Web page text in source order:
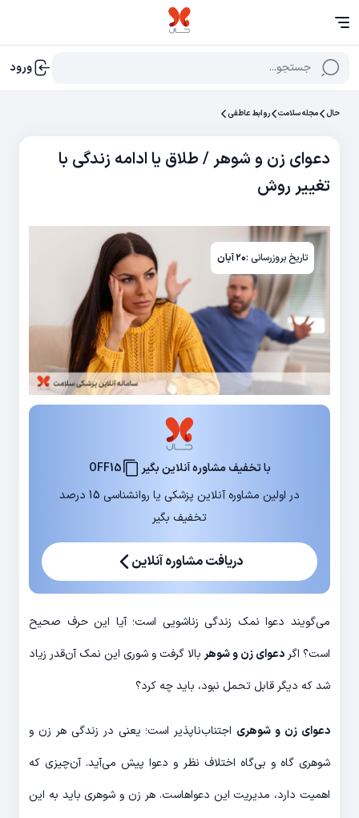
جستجو... ورود
حال مجله سلامت روابط عاطفی
دعوای زن و شوهر / طلاق یا ادامه زندگی با
تغییر روش
تاریخ بروزرسانی :۲۰ آبان
با تخفیف مشاوره آنلاین بگیر
OFF15
در اولین مشاوره آنلاین پزشکی یا روانشناسی 15 درصد
تخفیف بگیر
دریافت مشاوره آنلاین
می‌گویند دعوا نمک زندگی زناشویی است؛ آیا این حرف صحیح
است؟ اگردعوای زن و شوهربالا گرفت و شوری این نمک آن‌قدر زیاد
شد که دیگر قابل تحمل نبود، باید چه کرد؟
دعوای زن و شوهری اجتناب‌ناپذیر است؛ یعنی در زندگی هر زن و
شوهری گاه و بی‌گاه اختلاف نظر و دعوا پیش می‌آید. آن‌چیزی که
اهمیت دارد، مدیریت این دعواهاست. هر زن و شوهری باید به این